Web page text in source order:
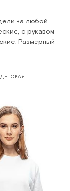
на любой
с рукавом
Размерный
ДЕТСКАЯ